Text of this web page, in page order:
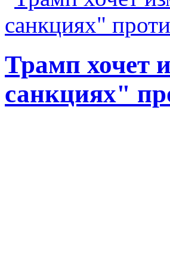
Трамп хочет
санкциях"